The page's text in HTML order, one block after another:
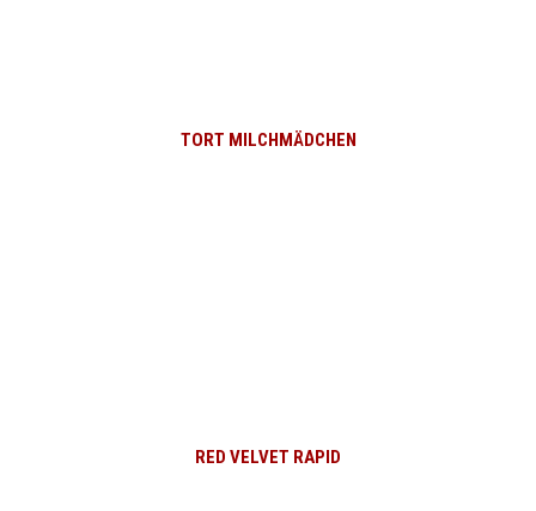
TORT MILCHMÄDCHEN
RED VELVET RAPID